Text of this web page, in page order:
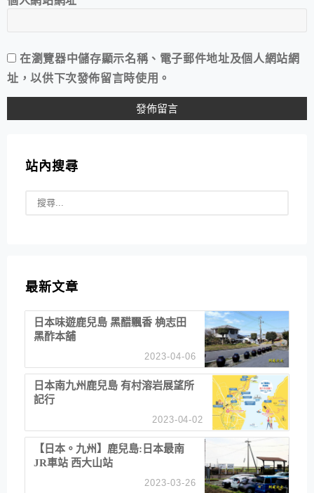
在瀏覽器中儲存顯示名稱、電子郵件地址及個人網站網
址，以供下次發佈留言時使用。
站內搜尋
最新文章
日本味遊鹿兒島 黑醋飄香 桷志田
黑酢本舖
2023-04-06
日本南九州鹿兒島 有村溶岩展望所
記行
2023-04-02
【日本。九州】鹿兒島:日本最南
JR車站 西大山站
2023-03-26